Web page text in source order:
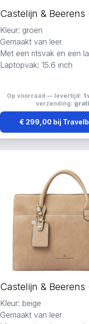
Kleur: groen
Gemaakt van leer
Met een ritsvak en een
Laptopvak: 15.6 inch
Op voorraad — levertijd: 1
verzending:
€ 299,00 bij
Kleur: beige
Gemaakt van leer